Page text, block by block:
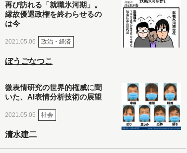
再び訪れる「就職氷河期」。
縁故優遇政権を終わらせるの
は今
2021.05.06 政治・経済
ぼうごなつこ
微表情研究の世界的権威に聞
いた、AI表情分析技術の展望
2021.05.05 社会
清水建二